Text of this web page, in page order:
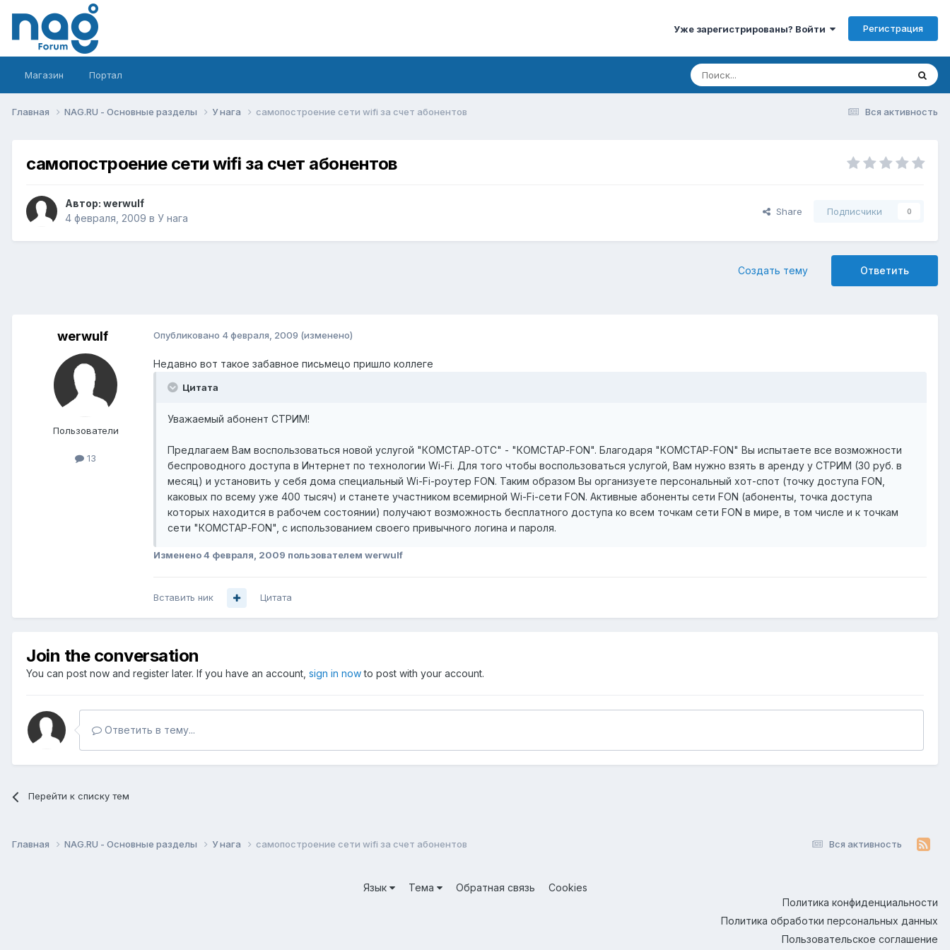
Уже зарегистрированы? Войти Регистрация
Магазин Портал
Вся активность
Главная NAG.RU - Основные разделы У нага самопостроение сети wifi за счет абонентов
самопостроение сети wifi за счет абонентов
Автор: werwulf
4 февраля, 2009 в У нага
Share Подписчики 0
Ответить
Создать тему
werwulf
Пользователи
13
Опубликовано 4 февраля, 2009 (изменено)
Недавно вот такое забавное письмецо пришло коллеге
Цитата
Уважаемый абонент СТРИМ!
Предлагаем Вам воспользоваться новой услугой "КОМСТАР-ОТС" - "КОМСТАР-FON". Благодаря "КОМСТАР-FON" Вы испытаете все возможности
беспроводного доступа в Интернет по технологии Wi-Fi. Для того чтобы воспользоваться услугой, Вам нужно взять в аренду у СТРИМ (30 руб. в
месяц) и установить у себя дома специальный Wi-Fi-роутер FON. Таким образом Вы организуете персональный хот-спот (точку доступа FON,
каковых по всему уже 400 тысяч) и станете участником всемирной Wi-Fi-сети FON. Активные абоненты сети FON (абоненты, точка доступа
которых находится в рабочем состоянии) получают возможность бесплатного доступа ко всем точкам сети FON в мире, в том числе и к точкам
сети "КОМСТАР-FON", с использованием своего привычного логина и пароля.
Изменено4 февраля, 2009 пользователем werwulf
Вставить ник Цитата
Join the conversation
You can post now and register later. If you have an account, sign in nowto post with your account.
Ответить в тему...
Перейти к списку тем
Вся активность
Главная NAG.RU - Основные разделы У нага самопостроение сети wifi за счет абонентов
Язык Тема Обратная связь
Cookies
Политика конфиденциальности
Политика обработки персональных данных
Пользовательское соглашение